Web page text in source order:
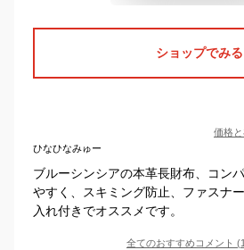
ショップでみる
価格
ひなひなみゅー
ブルーシンシアの本革長財布、コン
やすく、スキミング防止、ファスナ
入れ付きでオススメです。
全てのおすすめコメント (1